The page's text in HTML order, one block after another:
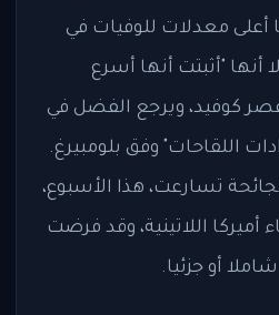
أعلى معدلات للوفيات في
جراء كوفيد-19، إلا أنها "أثبتت أنها أسرع
كوفيد، ويرجع الفضل في
اللقاحات" وفق بلومبيرغ.
تسارعت، هذا الأسبوع،
أميركا اللاتينية، وقد فرضت
أو جزئيا.